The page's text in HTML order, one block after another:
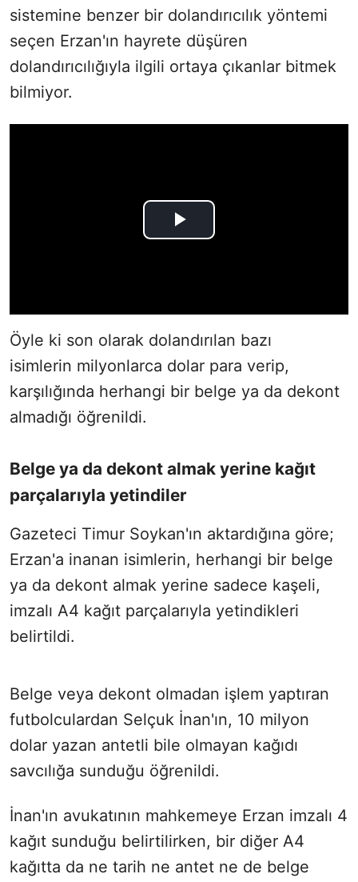
sistemine benzer bir dolandırıcılık yöntemi
seçen Erzan'ın hayrete düşüren
dolandırıcılığıyla ilgili ortaya çıkanlar bitmek
bilmiyor.
Öyle ki son olarak dolandırılan bazı
isimlerin milyonlarca dolar para verip,
karşılığında herhangi bir belge ya da dekont
almadığı öğrenildi.
Belge ya da dekont almak yerine kağıt
parçalarıyla yetindiler
Gazeteci Timur Soykan'ın aktardığına göre;
Erzan'a inanan isimlerin, herhangi bir belge
ya da dekont almak yerine sadece kaşeli,
imzalı A4 kağıt parçalarıyla yetindikleri
belirtildi.
Belge veya dekont olmadan işlem yaptıran
futbolculardan Selçuk İnan'ın, 10 milyon
dolar yazan antetli bile olmayan kağıdı
savcılığa sunduğu öğrenildi.
İnan'ın avukatının mahkemeye Erzan imzalı 4
kağıt sunduğu belirtilirken, bir diğer A4
kağıtta da ne tarih ne antet ne de belge